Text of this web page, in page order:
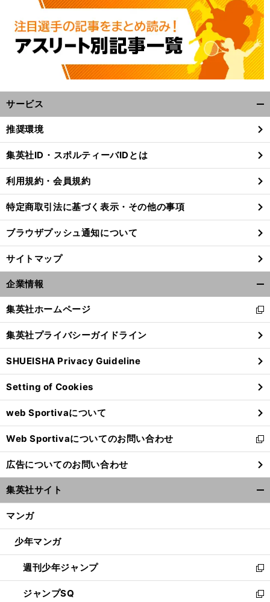
。
前
へ
サービス
閉
る
推奨環境
集英社ID・スポルティーバIDとは
利用規約・会員規約
特定商取引法に基づく表示・その他の事項
ブラウザプッシュ通知について
サイトマップ
企業情報
閉
る
集英社ホームページ
新
し
い
ウ
ィ
ン
ド
ウ
で
開
く
集英社プライバシーガイドライン
SHUEISHA Privacy Guideline
Setting of Cookies
web Sportivaについて
Web Sportivaについてのお問い合わせ
新
し
い
ウ
ィ
ン
ウ
開
く
広告についてのお問い合わせ
集英社サイト
マンガ
少年マンガ
週刊少年ジャンプ
新
し
い
ジャンプSQ
新